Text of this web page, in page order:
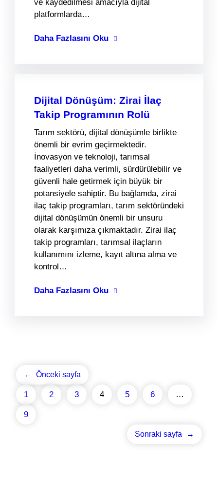
ve kaydedilmesi amacıyla dijital
platformlarda…
Daha Fazlasını Oku
Dijital Dönüşüm: Zirai İlaç
Takip Programının Rolü
Tarım sektörü, dijital dönüşümle birlikte
önemli bir evrim geçirmektedir.
İnovasyon ve teknoloji, tarımsal
faaliyetleri daha verimli, sürdürülebilir ve
güvenli hale getirmek için büyük bir
potansiyele sahiptir. Bu bağlamda, zirai
ilaç takip programları, tarım sektöründeki
dijital dönüşümün önemli bir unsuru
olarak karşımıza çıkmaktadır. Zirai ilaç
takip programları, tarımsal ilaçların
kullanımını izleme, kayıt altına alma ve
kontrol…
Daha Fazlasını Oku
← Önceki sayfa
1 2 3 4 5 6 …
9
Sonraki sayfa →